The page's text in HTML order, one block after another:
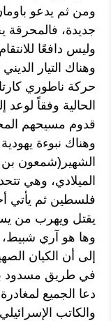
ومن ثم يدعو
جديدة، فالمحرقة
وليس دافعًا
وهناك التيار
حركة ناطوري
الحالية وفقاً
قدوم مسيحهم
وهناك نبوءة
الشهير(شمعون بن
الميلادي، وهي
فلسطين ثم يأتي
يقتل ويهرب من
وها هو آري
إلى أن الكيان
في طريق مسدود
دعا الجميع لمغادرة
والكاتب